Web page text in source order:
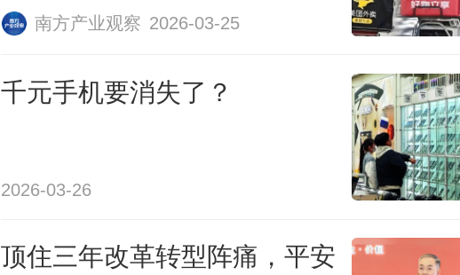
贡献的GTV占比提升到63%，贝壳平台
价是，自己吃肉越来越少，分汤的越来越
二手房的甜蜜里，藏着一个“增收不增利
阱。
这是一场危险的平衡游戏。贝壳为了扩
南方产业观察 2026-03-25
千元手机要消失了？
2026-03-26
顶住三年改革转型阵痛，平安